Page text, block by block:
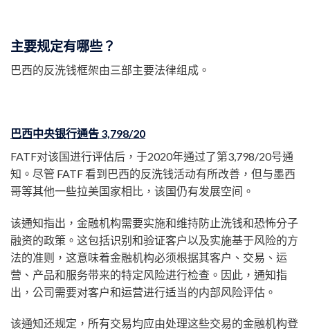
主要规定有哪些？
巴西的反洗钱框架由三部主要法律组成。
巴西中央银行通告 3,798/20
FATF对该国进行评估后，于2020年通过了第3,798/20号通
知。尽管 FATF 看到巴西的反洗钱活动有所改善，但与墨西
哥等其他一些拉美国家相比，该国仍有发展空间。
该通知指出，金融机构需要实施和维持防止洗钱和恐怖分子
融资的政策。这包括识别和验证客户以及实施基于风险的方
法的准则，这意味着金融机构必须根据其客户、交易、运
营、产品和服务带来的特定风险进行检查。因此，通知指
出，公司需要对客户和运营进行适当的内部风险评估。
该通知还规定，所有交易均应由处理这些交易的金融机构登